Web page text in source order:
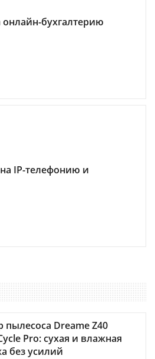
бухгалтерию
IP-телефонию и
пылесоса Dreame Z40
Pro: сухая и влажная
без усилий